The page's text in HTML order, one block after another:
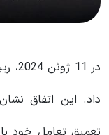
داد. این اتفاق